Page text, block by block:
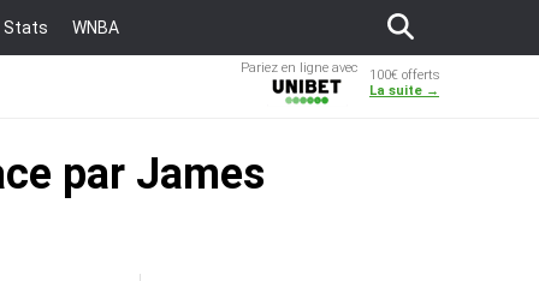
Stats WNBA
Pariez en ligne avec
100€ offerts
La suite →
par James